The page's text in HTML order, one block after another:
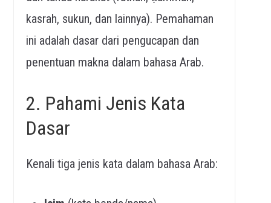
kasrah, sukun, dan lainnya). Pemahaman
ini adalah dasar dari pengucapan dan
penentuan makna dalam bahasa Arab.
2. Pahami Jenis Kata
Dasar
Kenali tiga jenis kata dalam bahasa Arab: